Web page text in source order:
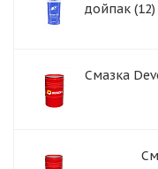
дойпак (12)
Смазка